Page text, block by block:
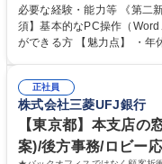
営事務局業務などにも幅広く携わって
入力業務】 ・医師（会員）
・年会費の徴収管理や入金
年休120日/デスクワーク中心
必要な経験・能力等 《第二
須】基本的なPC操作（
ができる方 【魅力点】 ・年休120日以上に加え、9時～17時の「実働7時
整、資料作成、当日の運営サポート 学歴・資格 学歴：大
力： 資格：
正社員
株式会社三菱UFJ銀行
【東京都】本支店の
案)/後方事務/ロビー